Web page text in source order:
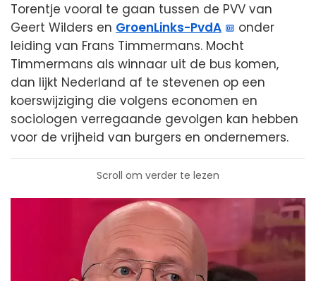
Torentje vooral te gaan tussen de PVV van
Geert Wilders en GroenLinks-PvdA
onder
leiding van Frans Timmermans. Mocht
Timmermans als winnaar uit de bus komen,
dan lijkt Nederland af te stevenen op een
koerswijziging die volgens economen en
sociologen verregaande gevolgen kan hebben
voor de vrijheid van burgers en ondernemers.
Scroll om verder te lezen